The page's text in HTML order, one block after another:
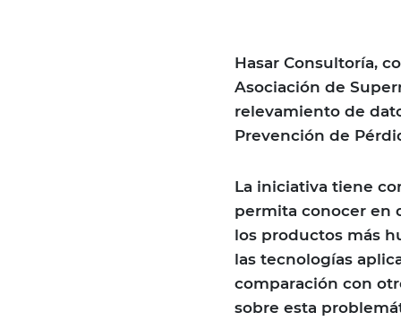
Hasar Consultoría,
Asociación de
relevamiento de
Prevención de
La iniciativa tiene
permita conocer en
los productos más
las tecnologías
comparación con
sobre esta